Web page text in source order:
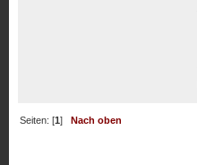
Seiten: [1]Nach oben